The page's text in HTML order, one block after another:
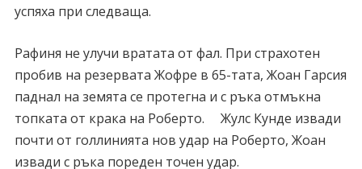
успяха при следваща.
Рафиня не улучи вратата от фал. При страхотен
пробив на резервата Жофре в 65-тата, Жоан Гарсия
паднал на земята се протегна и с ръка отмъкна
топката от крака на Роберто. Жулс Кунде извади
почти от голлинията нов удар на Роберто, Жоан
извади с ръка пореден точен удар.